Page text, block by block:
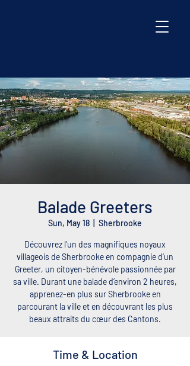
Balade Greeters
Sun, May 18 Sherbrooke
Découvrez l’un des magnifiques noyaux
villageois de Sherbrooke en compagnie d’un
Greeter, un citoyen-bénévole passionnée par
sa ville. Durant une balade d’environ 2 heures,
apprenez-en plus sur Sherbrooke en
parcourant la ville et en découvrant les plus
beaux attraits du cœur des Cantons.
Time & Location